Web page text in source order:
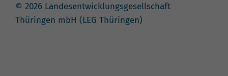
© 2026 Landesentwicklungsgesellschaft
Thüringen mbH (LEG Thüringen)